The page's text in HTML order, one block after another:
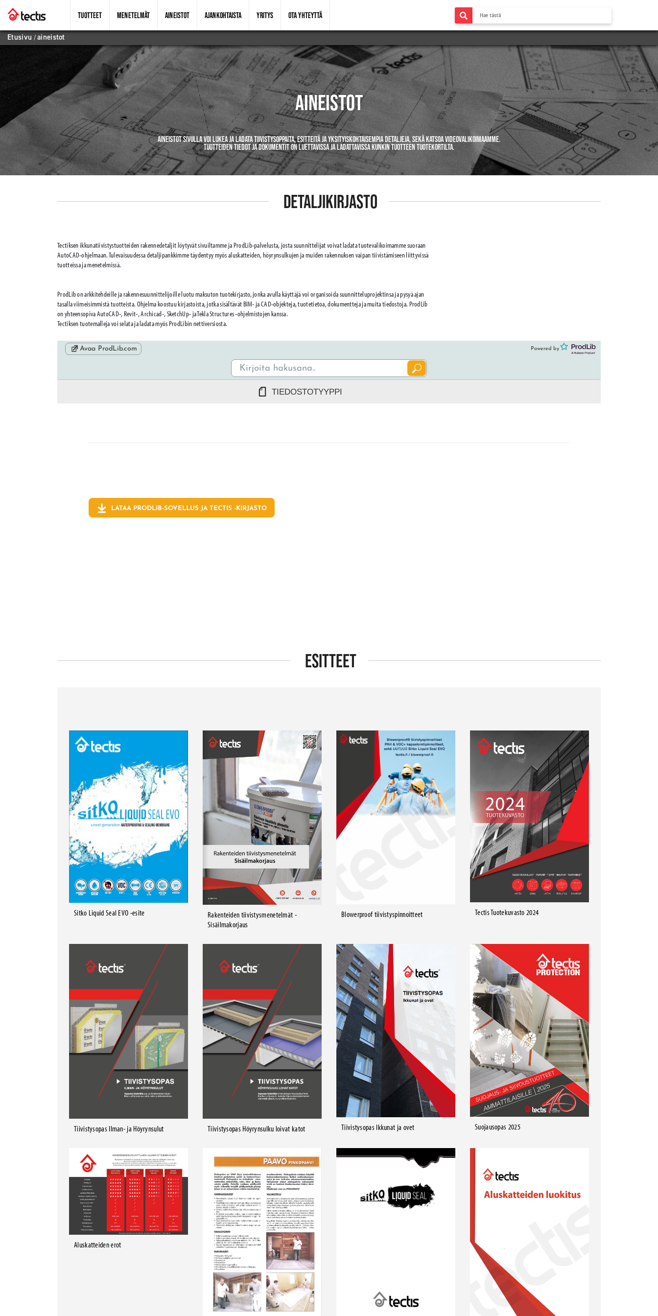
TUOTTEET MENETELMÄT AINEISTOT AJANKOHTAISTA YRITYS OTA YHTEYTTÄ
Etusivu/aineistot
AINEISTOT
Aineistot sivulla voi lukea ja ladata tiivistysoppaita, esitteitä ja yksityiskohtaisempia detaljeja, sekä katsoa videovalikoimaamme.
Tuotteiden tiedot ja dokumentit on luettavissa ja ladattavissa kunkin tuotteen tuotekortilta.
DETALJIKIRJASTO
Tectiksen ikkunatiivistystuotteiden rakennedetaljit löytyvät sivuiltamme ja ProdLib-palvelusta, josta suunnittelijat voivat ladata tuotevalikoimamme suoraan
AutoCAD-ohjelmaan. Tulevaisuudessa detaljipankkimme täydentyy myös aluskatteiden, höyrynsulkujen ja muiden rakennuksen vaipan tiivistämiseen liittyvissä
tuotteissa ja menetelmissä.
ProdLib on arkkitehdeille ja rakennesuunnittelijoille luotu maksuton tuotekirjasto, jonka avulla käyttäjä voi organisoida suunnitteluprojektinsa ja pysyä ajan
tasalla viimeisimmistä tuotteista. Ohjelma koostuu kirjastoista, jotka sisältävät BIM- ja CAD-objekteja, tuotetietoa, dokumentteja ja muita tiedostoja. ProdLib
on yhteensopiva AutoCAD-, Revit-, Archicad-, SketchUp- ja Tekla Structures -ohjelmistojen kanssa.
Tectiksen tuotemalleja voi selata ja ladata myös ProdLibin nettiversiosta.
ESITTEET
Sitko Liquid Seal EVO -esite
Rakenteiden tiivistysmenetelmät -
Sisäilmakorjaus
Blowerproof tiivistyspinnoitteet Tectis Tuotekuvasto 2024
Tiivistysopas Ilman- ja Höyrynsulut Tiivistysopas Höyrynsulku loivat katot Tiivistysopas Ikkunat ja ovet Suojausopas 2025
Aluskatteiden erot